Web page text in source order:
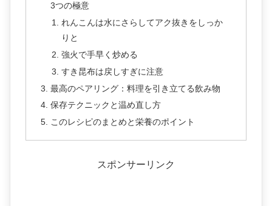
3つの極意
れんこんは水にさらしてアク抜きをしっか
りと
強火で手早く炒める
すき昆布は戻しすぎに注意
最高のペアリング：料理を引き立てる飲み物
保存テクニックと温め直し方
このレシピのまとめと栄養のポイント
スポンサーリンク